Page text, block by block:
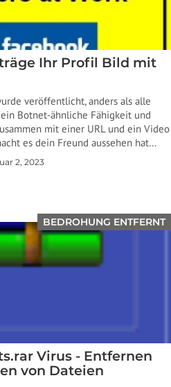
Ihr Profil Bild mit
veröffentlicht, anders als alle
Botnet-ähnliche Fähigkeit und
mit einer URL und ein Video
es dein Freund aussehen hat…
2, 2023
BEDROHUNG ENTFERNT
Virus - Entfernen
von Dateien